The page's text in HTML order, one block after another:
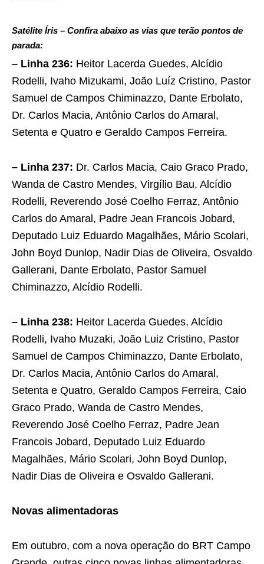
Satélite Íris – Confira abaixo as vias que terão pontos de
parada:
– Linha 236: Heitor Lacerda Guedes, Alcídio
Rodelli, Ivaho Mizukami, João Luíz Cristino, Pastor
Samuel de Campos Chiminazzo, Dante Erbolato,
Dr. Carlos Macia, Antônio Carlos do Amaral,
Setenta e Quatro e Geraldo Campos Ferreira.
– Linha 237: Dr. Carlos Macia, Caio Graco Prado,
Wanda de Castro Mendes, Virgílio Bau, Alcídio
Rodelli, Reverendo José Coelho Ferraz, Antônio
Carlos do Amaral, Padre Jean Francois Jobard,
Deputado Luiz Eduardo Magalhães, Mário Scolari,
John Boyd Dunlop, Nadir Dias de Oliveira, Osvaldo
Gallerani, Dante Erbolato, Pastor Samuel
Chiminazzo, Alcídio Rodelli.
– Linha 238: Heitor Lacerda Guedes, Alcídio
Rodelli, Ivaho Muzaki, João Luiz Cristino, Pastor
Samuel de Campos Chiminazzo, Dante Erbolato,
Dr. Carlos Macia, Antônio Carlos do Amaral,
Setenta e Quatro, Geraldo Campos Ferreira, Caio
Graco Prado, Wanda de Castro Mendes,
Reverendo José Coelho Ferraz, Padre Jean
Francois Jobard, Deputado Luiz Eduardo
Magalhães, Mário Scolari, John Boyd Dunlop,
Nadir Dias de Oliveira e Osvaldo Gallerani.
Novas alimentadoras
Em outubro, com a nova operação do BRT Campo